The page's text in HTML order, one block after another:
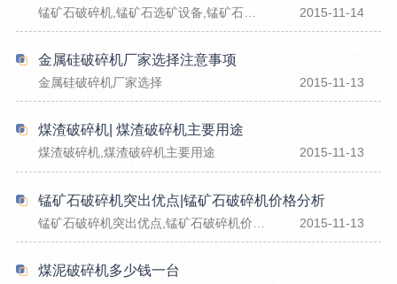
锰矿石破碎机,锰矿石选矿设备,锰矿石生产工艺 2015-11-14
金属硅破碎机厂家选择注意事项
金属硅破碎机厂家选择 2015-11-13
煤渣破碎机| 煤渣破碎机主要用途
煤渣破碎机,煤渣破碎机主要用途 2015-11-13
锰矿石破碎机突出优点|锰矿石破碎机价格分析
2015-11-13
煤泥破碎机多少钱一台